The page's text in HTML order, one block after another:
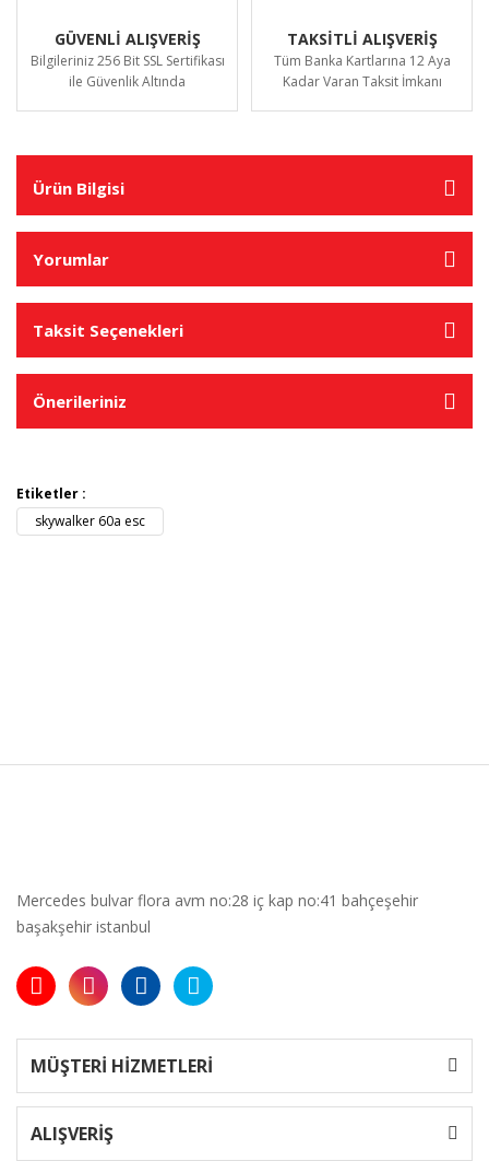
GÜVENLİ ALIŞVERİŞ
Bilgileriniz 256 Bit SSL Sertifikası
ile Güvenlik Altında
TAKSİTLİ ALIŞVERİŞ
Tüm Banka Kartlarına 12 Aya
Kadar Varan Taksit İmkanı
Ürün Bilgisi
Yorumlar
Taksit Seçenekleri
Önerileriniz
Etiketler :
skywalker 60a esc
Mercedes bulvar flora avm no:28 iç kap no:41 bahçeşehir
başakşehir istanbul
MÜŞTERİ HİZMETLERİ
ALIŞVERİŞ